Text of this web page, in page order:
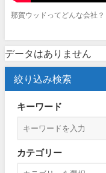
那賀ウッドってどんな会社
データはありません
絞り込み検索
キーワード
カテゴリー